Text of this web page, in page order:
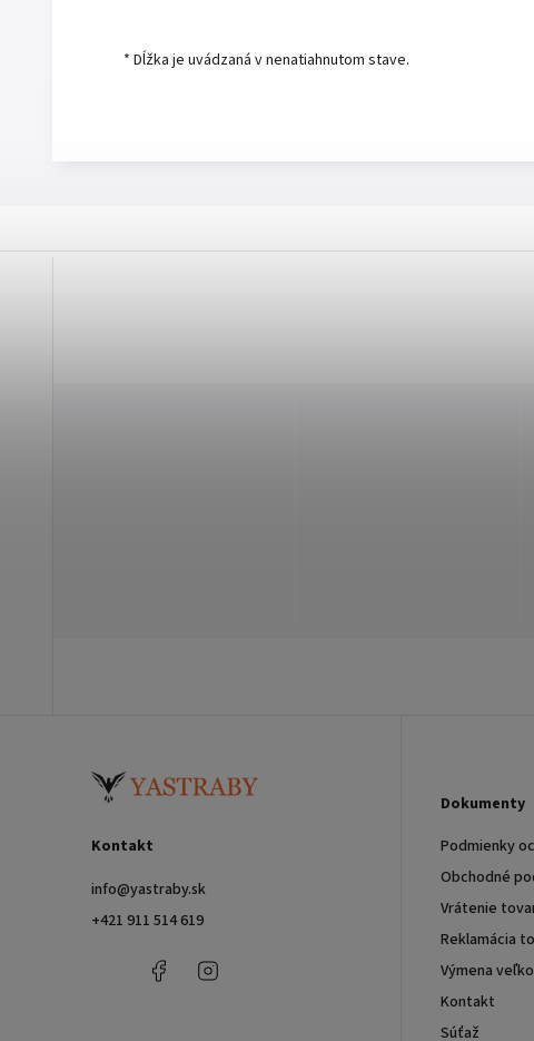
* Dĺžka je uvádzaná v nenatiahnutom stave.
Kontakt
info@yastraby.sk
+421 911 514 619
+421
Facebook
Dokumenty
Podmienky
Obchodné
Vrátenie
Reklamácia
Výmena
Kontakt
Súťaž